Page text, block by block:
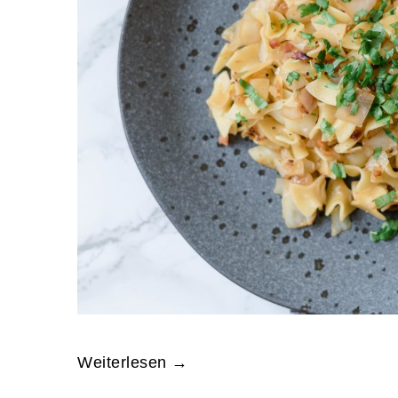
Weiterlesen →